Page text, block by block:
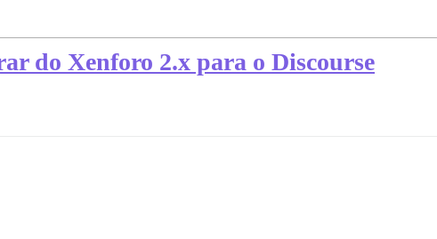
do Xenforo 2.x para o Discourse